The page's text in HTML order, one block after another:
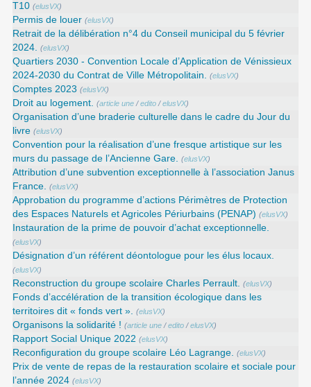
T10 (elusVX)
Permis de louer (elusVX)
Retrait de la délibération n°4 du Conseil municipal du 5 février
2024. (elusVX)
Quartiers 2030 - Convention Locale d’Application de Vénissieux
2024-2030 du Contrat de Ville Métropolitain. (elusVX)
Comptes 2023 (elusVX)
Droit au logement. (article une /edito /elusVX)
Organisation d’une braderie culturelle dans le cadre du Jour du
livre (elusVX)
Convention pour la réalisation d’une fresque artistique sur les
murs du passage de l’Ancienne Gare. (elusVX)
Attribution d’une subvention exceptionnelle à l’association Janus
France. (elusVX)
Approbation du programme d’actions Périmètres de Protection
des Espaces Naturels et Agricoles Périurbains (PENAP) (elusVX)
Instauration de la prime de pouvoir d’achat exceptionnelle.
(elusVX)
Désignation d’un référent déontologue pour les élus locaux.
(elusVX)
Reconstruction du groupe scolaire Charles Perrault. (elusVX)
Fonds d’accélération de la transition écologique dans les
territoires dit « fonds vert ». (elusVX)
Organisons la solidarité ! (article une /edito /elusVX)
Rapport Social Unique 2022 (elusVX)
Reconfiguration du groupe scolaire Léo Lagrange. (elusVX)
Prix de vente de repas de la restauration scolaire et sociale pour
l’année 2024 (elusVX)